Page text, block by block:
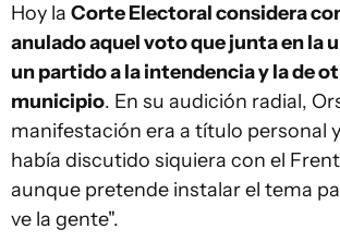
Hoy la Corte Electoral considera
anulado aquel voto que junta en la
un partido a la intendencia y la de
municipio. En su audición radial,
manifestación era a título personal
había discutido siquiera con el
aunque pretende instalar el tema
ve la gente".